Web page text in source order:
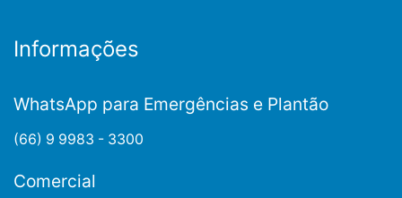
Informações
WhatsApp para Emergências e Plantão
(66) 9 9983 - 3300
Comercial